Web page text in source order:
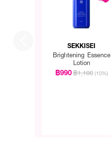
SEKKISEI
Brightening Essence
Lotion
฿990฿1,100 (10%)